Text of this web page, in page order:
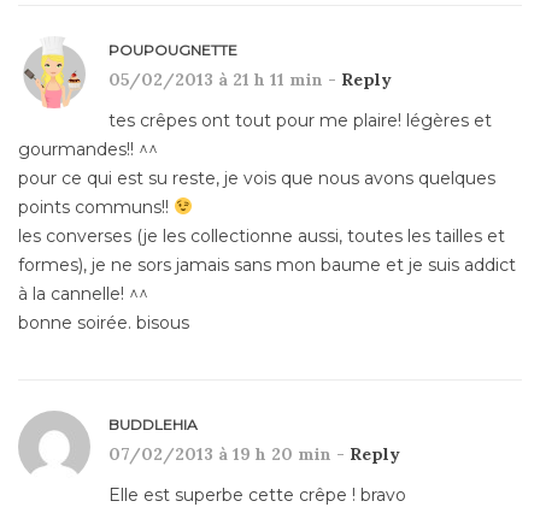
POUPOUGNETTE
05/02/2013 à 21 h 11 min - Reply
tes crêpes ont tout pour me plaire! légères et
gourmandes!! ^^
pour ce qui est su reste, je vois que nous avons quelques
points communs!!
les converses (je les collectionne aussi, toutes les tailles et
formes), je ne sors jamais sans mon baume et je suis addict
à la cannelle! ^^
bonne soirée. bisous
BUDDLEHIA
07/02/2013 à 19 h 20 min - Reply
Elle est superbe cette crêpe ! bravo